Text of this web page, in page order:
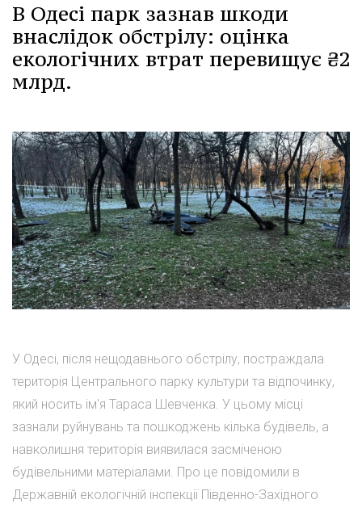
В Одесі парк зазнав шкоди
внаслідок обстрілу: оцінка
екологічних втрат перевищує ₴2
млрд.
У Одесі, після нещодавнього обстрілу, постраждала
територія Центрального парку культури та відпочинку,
який носить ім'я Тараса Шевченка. У цьому місці
зазнали руйнувань та пошкоджень кілька будівель, а
навколишня територія виявилася засміченою
будівельними матеріалами. Про це повідомили в
Державній екологічній інспекції Південно-Західного